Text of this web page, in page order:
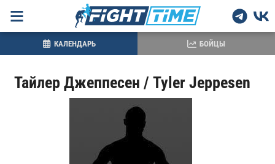
Тайлер Джеппесен / Tyler Jeppesen
КАЛЕНДАРЬ БОЙЦЫ